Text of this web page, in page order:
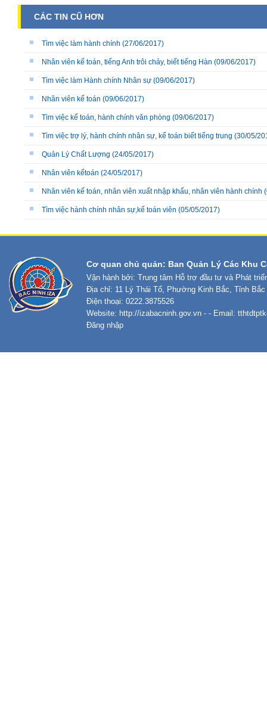
CÁC TIN CŨ HƠN
Tìm việc làm hành chính (27/06/2017)
Nhân viên kế toán, tiếng Anh trôi chảy, biết tiếng Hàn (09/06/2017)
Tìm việc làm Hành chính Nhân sự (09/06/2017)
Nhân viên kế toán (09/06/2017)
Tìm việc kế toán, hành chính văn phòng (09/06/2017)
Tìm việc trợ lý, hành chính nhân sự, kế toán biết tiếng trung (30/05/
Quản Lý Chất Lượng (24/05/2017)
Nhân viên kếtoán (24/05/2017)
Nhân viên kế toán, nhân viên xuất nhập khẩu, nhân viên hành chính
Tìm việc hành chính nhân sự,kế toán viên (05/05/2017)
Cơ quan chủ quản: Ban Quản Lý Các Khu
Vận hành bởi: Trung tâm Hỗ trợ đầu tư và Phát
Địa chỉ: 11 Lý Thái Tổ, Phường Kinh Bắc, Tỉnh Bắc
Điện thoại: 0222.3875526
Website: http://izabacninh.gov.vn - - Email:
Đăng nhập